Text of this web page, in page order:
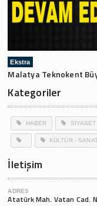
Ekstra
Malatya Teknokent
Kategoriler
HABER SİYASET
KÜLTÜR -
İletişim
ADRES
Atatürk Mah. Vatan Cad.